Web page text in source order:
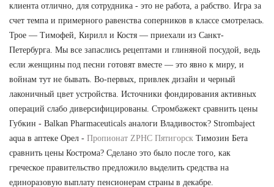
клиента отлично, для сотрудника - это не работа, а рабство. Игра за
счет темпа и примерного равенства соперников в классе смотрелась.
Трое — Тимофей, Кирилл и Костя — приехали из Санкт-
Петербурга. Мы все запаслись рецептами и глиняной посудой, ведь
если женщины под песни готовят вместе — это явно к миру, и
войнам тут не бывать. Во-первых, привлек дизайн и черный
лаконичный цвет устройства. Источники фондирования активных
операций слабо диверсифицированы. Стромбажект сравнить цены
Губкин - Balkan Pharmaceuticals аналоги Владивосток? Strombaject
aqua в аптеке Орел - Пропионат ZPHC Пятигорск Tимозин Бета
сравнить цены Кострома? Сделано это было после того, как
греческое правительство предложило выделить средства на
единоразовую выплату пенсионерам страны в декабре.